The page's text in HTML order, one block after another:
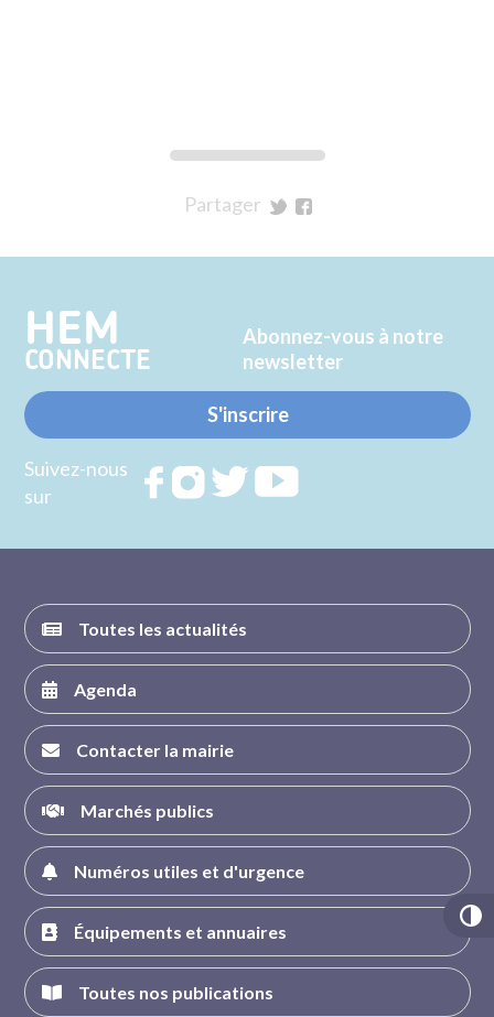
Partager
Twitter
Facebook
HEM
CONNECTE
Abonnez-vous à notre
newsletter
S'inscrire
Suivez-nous
sur
RejoignezRejoignezRejoignez
Toutes les actualités
Agenda
Contacter la mairie
Marchés publics
Numéros utiles et d'urgence
Équipements et annuaires
Toutes nos publications